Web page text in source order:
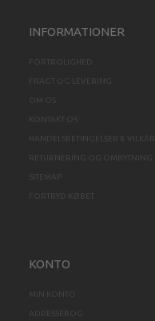
INFORMATIONER
FORTROLIGHED
FRAGT OG LEVERING
OM OS
KONTAKT OS
HANDELSBETINGELSER & VILKÅR
RETURNERING OG OMBYTNING
SITEMAP
FORTRYD KØBET
KONTO
MIN KONTO
ADRESSEBOG